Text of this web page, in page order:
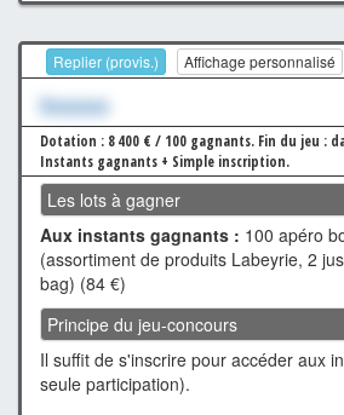
Replier (provis.) Affichage personnalisé
Xxxxxxx
Dotation : 8 400 € / 100 gagnants. Fin du jeu :
Instants gagnants + Simple inscription.
Les lots à gagner
Aux instants gagnants : 100 apéro
(assortiment de produits Labeyrie, 2
bag) (84 €)
Principe du jeu-concours
Il suffit de s'inscrire pour accéder aux
seule participation).